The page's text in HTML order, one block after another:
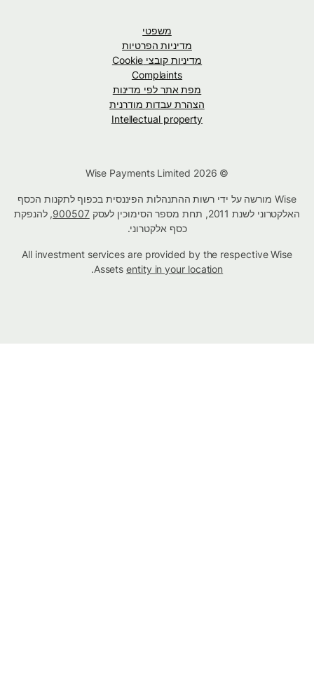
משפטי
מדיניות הפרטיות
מדיניות קובצי Cookie
Complaints
מפת אתר לפי מדינות
הצהרת עבדות מודרנית
Intellectual property
Wise מורשה על ידי רשות ההתנהלות הפיננסית בכפוף לתקנות הכסף
האלקטרוני לשנת 2011, תחת מספר הסימוכין לעסק
900507, להנפקת
כסף אלקטרוני.
All investment services are provided by the respective Wise
Assetsentity in your location
.